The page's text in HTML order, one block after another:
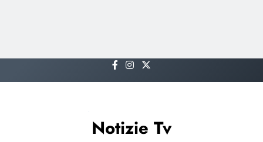
to
Notizie Tv